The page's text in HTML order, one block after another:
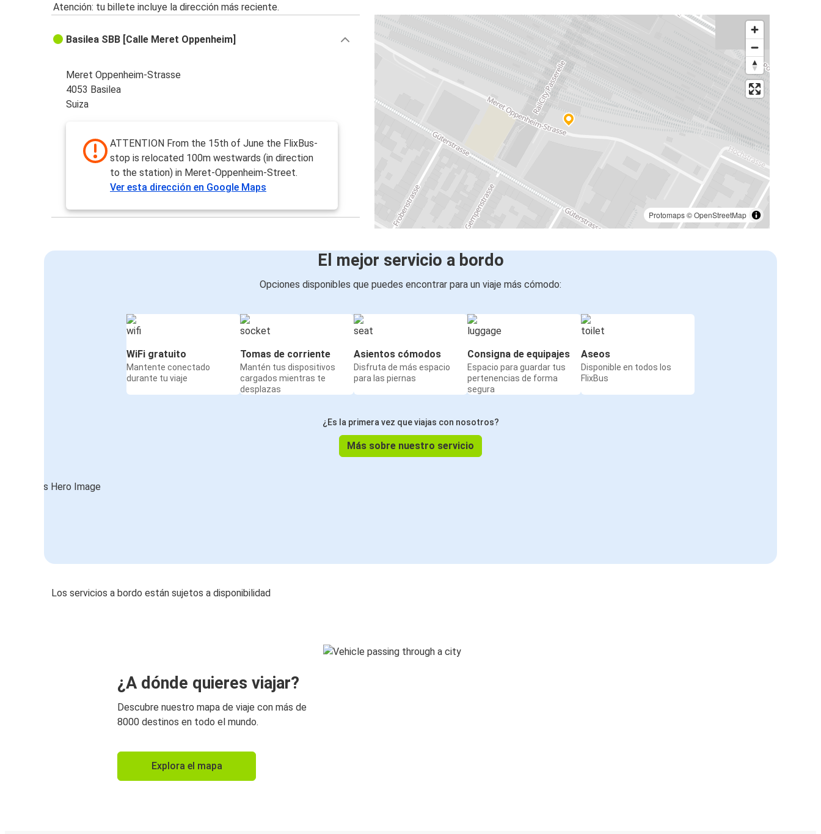
Atención: tu billete incluye la dirección más reciente.
Protomaps©OpenStreetMap
Basilea SBB [Calle Meret Oppenheim]
Meret Oppenheim-Strasse
4053 Basilea
Suiza
ATTENTION From the 15th of June the FlixBus-
stop is relocated 100m westwards (in direction
to the station) in Meret-Oppenheim-Street.
Ver esta dirección en Google Maps
El mejor servicio a bordo
Opciones disponibles que puedes encontrar para un viaje más cómodo:
WiFi gratuito
Mantente conectado
durante tu viaje
Tomas de corriente
Mantén tus dispositivos
cargados mientras te
desplazas
Asientos cómodos
Disfruta de más espacio
para las piernas
Consigna de equipajes
Espacio para guardar tus
pertenencias de forma
segura
Aseos
Disponible en todos los
FlixBus
¿Es la primera vez que viajas con nosotros?
Más sobre nuestro servicio
Los servicios a bordo están sujetos a disponibilidad
¿A dónde quieres viajar?
Descubre nuestro mapa de viaje con más de
8000 destinos en todo el mundo.
Explora el mapa